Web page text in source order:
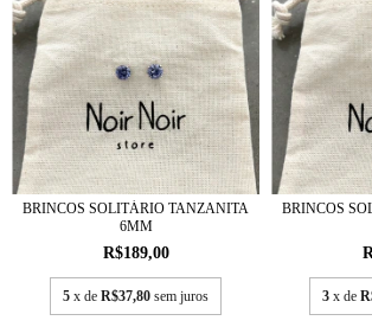
BRINCOS SOLITÁRIO TANZANITA
6MM
R$189,00
5 x de R$37,80 sem juros
BRINCOS
3 x de